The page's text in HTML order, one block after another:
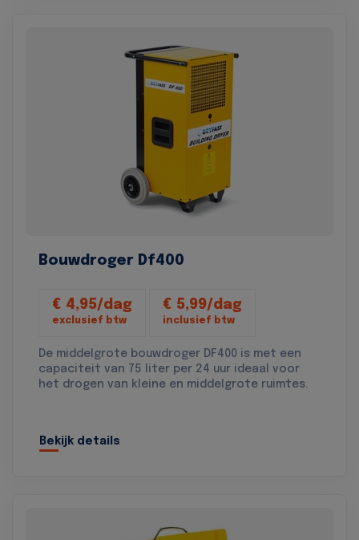
Bouwdroger Df400
€ 4,95/dag
exclusief btw
€ 5,99/dag
inclusief btw
De middelgrote bouwdroger DF400 is met een
capaciteit van 75 liter per 24 uur ideaal voor
het drogen van kleine en middelgrote ruimtes.
Bekijk details